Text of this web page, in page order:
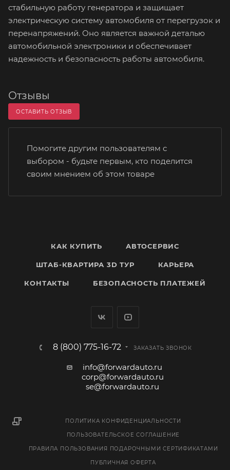
стабильную работу генератора и защищает
электрическую систему автомобиля от перегрузок и
перенапряжений. Оно является важной деталью
автомобильной электроники и обеспечивает
надежность и безопасность работы автомобиля.
Отзывы
ОСТАВИТЬ ОТЗЫВ
Помогите другим пользователям с
выбором - будьте первым, кто поделится
своим мнением об этом товаре
КАК КУПИТЬ АВТОСЕРВИС
ШТАБ-КВАРТИРА 3D ТУР КАРЬЕРА
КОНТАКТЫ БЕЗОПАСНОСТЬ ПЛАТЕЖЕЙ
8 (800) 775-16-72 ЗАКАЗАТЬ ЗВОНОК
info@forwardauto.ru
corp@forwardauto.ru
se@forwardauto.ru
ПОЛИТИКА КОНФИДЕНЦИАЛЬНОСТИ
ПОЛЬЗОВАТЕЛЬСКОЕ СОГЛАШЕНИЕ
ПРАВИЛА ПОЛЬЗОВАНИЯ ПОДАРОЧНЫМИ СЕРТИФИКАТАМИ
ПУБЛИЧНАЯ ОФЕРТА